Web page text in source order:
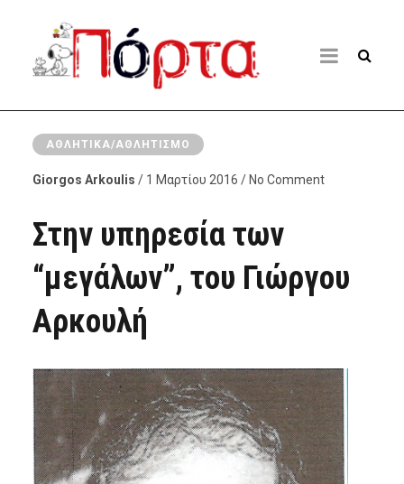
ΑΘΛΗΤΙΚΆ/ΑΘΛΗΤΙΣΜΌ
Giorgos Arkoulis / 1 Μαρτίου 2016 / No Comment
Στην υπηρεσία των
“μεγάλων”, του Γιώργου
Αρκουλή